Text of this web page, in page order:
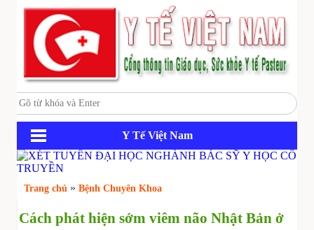
Y Tế Việt Nam
Trang chủ » Bệnh Chuyên Khoa
Cách phát hiện sớm viêm não Nhật Bản ở